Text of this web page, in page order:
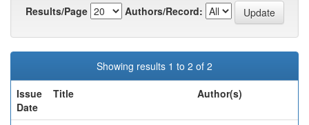
Results/Page
Authors/Record:
Showing results 1 to 2 of 2
Issue
Date
Title Author(s)